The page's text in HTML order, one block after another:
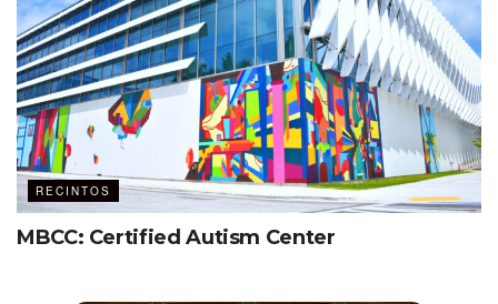
RECINTOS
MBCC: Certified Autism Center